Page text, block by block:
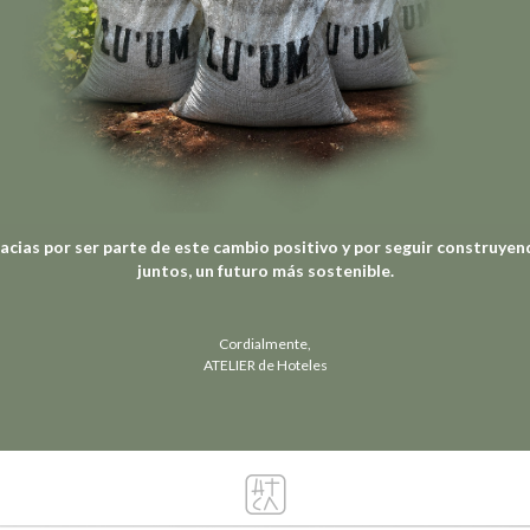
por ser parte de este cambio positivo y por seguir
juntos, un futuro más sostenible.
Cordialmente,
ATELIER de Hoteles